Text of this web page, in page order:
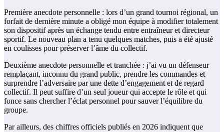
Première anecdote personnelle : lors d’un grand tournoi régional, un
forfait de dernière minute a obligé mon équipe à modifier totalement
son dispositif après un échange tendu entre entraîneur et directeur
sportif. Le nouveau plan a tenu quelques matches, puis a été ajusté
en coulisses pour préserver l’âme du collectif.
Deuxième anecdote personnelle et tranchée : j’ai vu un défenseur
remplaçant, inconnu du grand public, prendre les commandes et
surprendre l’adversaire par une dette d’engagement et de regard
collectif. Il peut suffire d’un seul joueur qui accepte le rôle et qui
fonce sans chercher l’éclat personnel pour sauver l’équilibre du
groupe.
Par ailleurs, des chiffres officiels publiés en 2026 indiquent que